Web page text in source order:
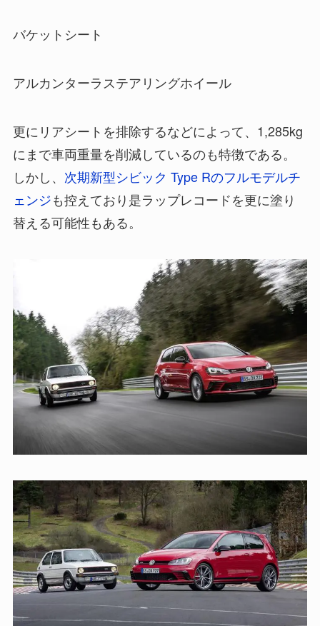
バケットシート
アルカンターラステアリングホイール
更にリアシートを排除するなどによって、1,285kg
にまで車両重量を削減しているのも特徴である。
しかし、 次期新型シビック Type Rのフルモデルチ
ェンジも控えており是ラップレコードを更に塗り
替える可能性もある。